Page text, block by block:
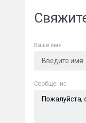
Ваше имя
Cообщение